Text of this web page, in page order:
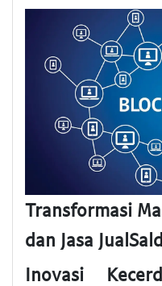
Transformasi
dan Jasa
Inovasi